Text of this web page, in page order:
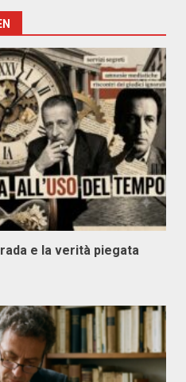
e la verità piegata